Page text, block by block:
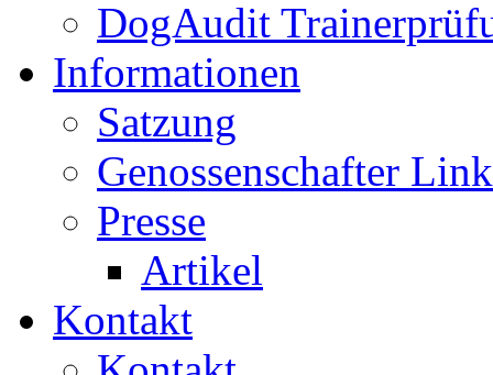
DogAudit
Informationen
Satzung
Genossenschafter
Presse
Artikel
Kontakt